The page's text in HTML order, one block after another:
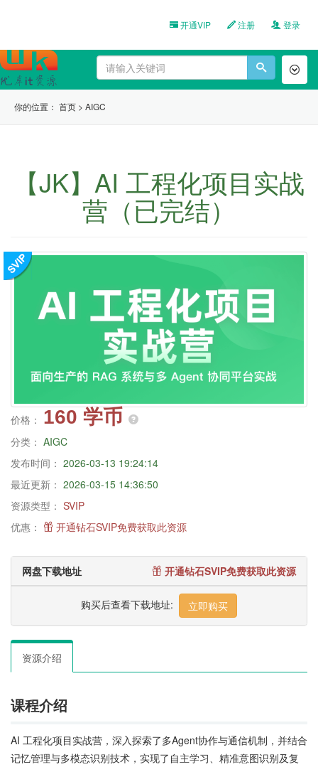
开通VIP 注册 登录
你的位置： 首页 > AIGC
【JK】AI 工程化项目实战
营（已完结）
价格： 160 学币
分类： AIGC
发布时间： 2026-03-13 19:24:14
最近更新： 2026-03-15 14:36:50
资源类型： SVIP
优惠：
开通钻石SVIP免费获取此资源
开通钻石SVIP免费获取此资源
网盘下载地址
购买后查看下载地址: 立即购买
资源介绍
课程介绍
AI 工程化项目实战营，深入探索了多Agent协作与通信机制，并结合
记忆管理与多模态识别技术，实现了自主学习、精准意图识别及复